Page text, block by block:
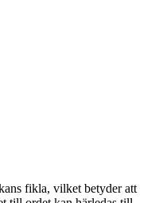
fikla, vilket betyder att